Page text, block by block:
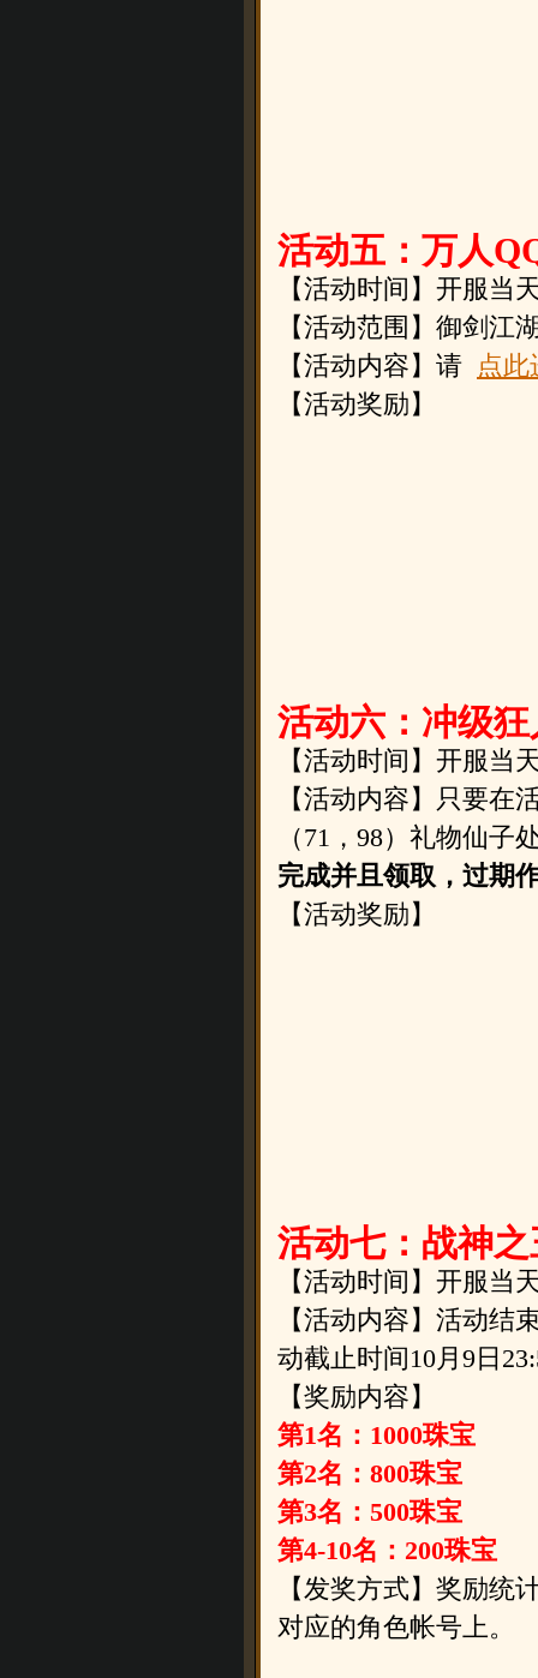
活动五：万人
【活动时间】 开服当
【活动范围】御剑江
【活动内容】请 点此
【活动奖励】
活动六：冲级
【活动时间】 开服当
【活动内容】只要在
（71，98）礼物仙子
完成并且领取，过期
【活动奖励】
活动七：战神之
【活动时间】 开服当
【活动内容】活动结
动截止时间10月9日
【奖励内容】
第1名： 1000珠宝
第2名： 800珠宝
第3名： 500珠宝
第4-10名：200珠宝
【发奖方式】奖励统
对应的角色帐号上。